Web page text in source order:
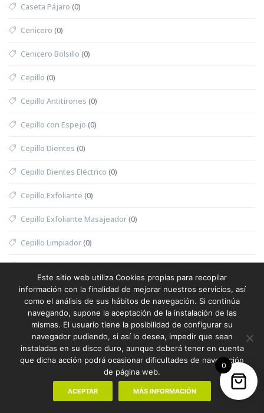
Caseta Pájaro (0)
Cenicero (0)
Cenicero Bolsillo (0)
Cepillo (0)
Cepillo Antitirones (0)
Cepillo con Espejo (0)
Cepillo Dientes (0)
Cepillo Dientes Eléctrico (0)
Cepillo Exfoliante (0)
Cepillo Exfoliante Masajeador(0)
Cepillo Limpiador(0)
Cepillo Mascotas(0)
Cesta(0)
Cesta Halloween(0)
Cesta Nevera Picnic(0)
Cesta Picnic(0)
Cesta Térmica(0)
0
Este sitio web utiliza Cookies propias para recopilar
información con la finalidad de mejorar nuestros servicios, así
como el análisis de sus hábitos de navegación. Si continúa
navegando, supone la aceptación de la instalación de las
mismas. El usuario tiene la posibilidad de configurar su
navegador pudiendo, si así lo desea, impedir que sean
instaladas en su disco duro, aunque deberá tener en cuenta
que dicha acción podrá ocasionar dificultades de navegación
de página web.
ACEPTAR MÁS INFORMACIÓN